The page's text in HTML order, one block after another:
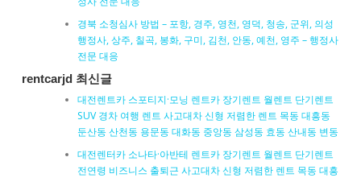
경북 소청심사 방법 – 포항, 경주, 영천, 영덕, 청송, 군위, 의성
행정사, 상주, 칠곡, 봉화, 구미, 김천, 안동, 예천, 영주 – 행정사
전문 대응
rentcarjd 최신글
대전렌트카 스포티지·모닝 렌트카 장기렌트 월렌트 단기렌트
SUV 경차 여행 렌트 사고대차 신형 저렴한 렌트 목동 대흥동
둔산동 산천동 용문동 대화동 중앙동 삼성동 효동 산내동 변동
대전렌터카 소나타·아반테 렌트카 장기렌트 월렌트 단기렌트
전연령 비즈니스 출퇴근 사고대차 신형 저렴한 렌트 목동 대흥